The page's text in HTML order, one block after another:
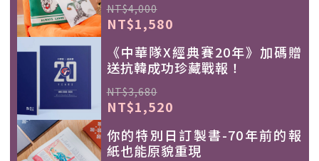
NT$4,000
NT$1,580
《中華隊X經典賽20年》加碼贈
送抗韓成功珍藏戰報！
NT$3,680
NT$1,520
你的特別日訂製書-70年前的報
紙也能原貌重現